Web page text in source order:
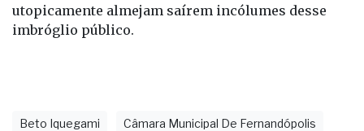
utopicamente almejam saírem incólumes desse
imbróglio público.
Beto Iquegami Câmara Municipal De Fernandópolis